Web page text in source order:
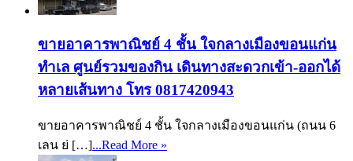
ขายอาคารพาณิชย์ 4 ชั้น ใจกลางเมืองขอนแก่น
ทำเล ศูนย์รวมของกิน เดินทางสะดวกเข้า-ออกได้
หลายเส้นทาง โทร 0817420943
ขายอาคารพาณิชย์ 4 ชั้น ใจกลางเมืองขอนแก่น (ถนน 6
เลน ย่ […]...Read More »